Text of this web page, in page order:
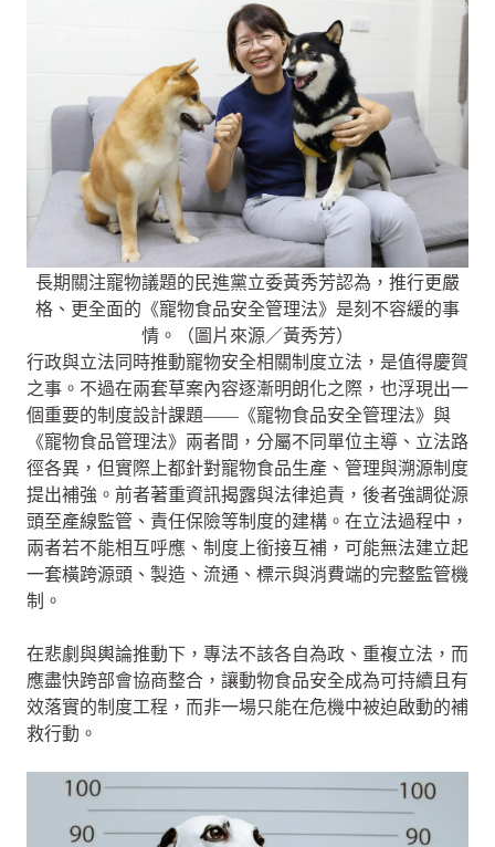
長期關注寵物議題的民進黨立委黃秀芳認為，推行更嚴
格、更全面的《寵物食品安全管理法》是刻不容緩的事
情。（圖片來源／黃秀芳）
行政與立法同時推動寵物安全相關制度立法，是值得慶賀
之事。不過在兩套草案內容逐漸明朗化之際，也浮現出一
個重要的制度設計課題——《寵物食品安全管理法》與
《寵物食品管理法》兩者間，分屬不同單位主導、立法路
徑各異，但實際上都針對寵物食品生產、管理與溯源制度
提出補強。前者著重資訊揭露與法律追責，後者強調從源
頭至產線監管、責任保險等制度的建構。在立法過程中，
兩者若不能相互呼應、制度上銜接互補，可能無法建立起
一套橫跨源頭、製造、流通、標示與消費端的完整監管機
制。
在悲劇與輿論推動下，專法不該各自為政、重複立法，而
應盡快跨部會協商整合，讓動物食品安全成為可持續且有
效落實的制度工程，而非一場只能在危機中被迫啟動的補
救行動。